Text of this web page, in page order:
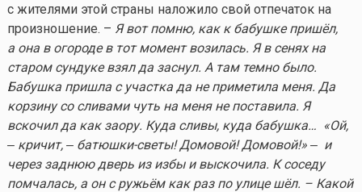
с жителями этой страны наложило свой отпечаток на
произношение. – Я вот помню, как к бабушке пришёл,
а она в огороде в тот момент возилась. Я в сенях на
старом сундуке взял да заснул. А там темно было.
Бабушка пришла с участка да не приметила меня. Да
корзину со сливами чуть на меня не поставила. Я
вскочил да как заору. Куда сливы, куда бабушка… «Ой,
‒ кричит, ‒ батюшки-светы! Домовой! Домовой!» ‒ и
через заднюю дверь из избы и выскочила. К соседу
помчалась, а он с ружьём как раз по улице шёл. – Какой